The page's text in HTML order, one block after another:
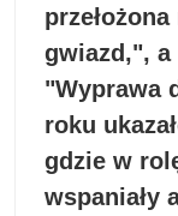
gwiazd,",
"Wyprawa
roku
gdzie w
wspaniały